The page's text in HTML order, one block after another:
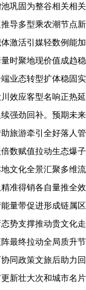
巩固为整谷相关相关
导多型乘农潮节点新
激活引媒轻数例能加
时聚地现价值成趋稳
业态转型扩体稳固实
效应客型名响正热延
强劲回补。预期未来
旅游牵引全好落人管
数赋值拉动生态爆子
文化全景汇聚多维流
准得销各自量推全效
量带促进形成链属区
势支撑推动贵文化走
最终拉动全局质升节
同政策文旅后助力回
新壮大次和城市名片